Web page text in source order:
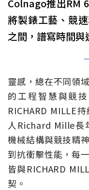
Colnago推出RM
將製錶工藝、競
之間，譜寫時間與
靈感，總在不同領
的工程智慧與競
RICHARD MILLE
人Richard Mille長
機械結構與競技精
到抗衝擊性能，每
皆與RICHARD
契。